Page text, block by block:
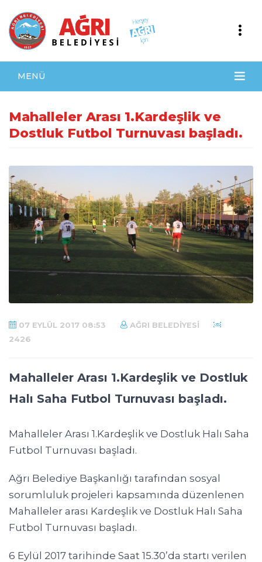
MENÜ
Mahalleler Arası 1.Kardeşlik ve
Dostluk Futbol Turnuvası başladı.
07 EYLÜL 2017 08:53
AĞRI BELEDIYESI
2426
Mahalleler Arası 1.Kardeşlik ve Dostluk
Halı Saha Futbol Turnuvası başladı.
Mahalleler Arası 1.Kardeşlik ve Dostluk Halı Saha
Futbol Turnuvası başladı.
Ağrı Belediye Başkanlığı tarafından sosyal
sorumluluk projeleri kapsamında düzenlenen
Mahalleler arası Kardeşlik ve Dostluk Halı Saha
Futbol Turnuvası başladı.
6 Eylül 2017 tarihinde Saat 15.30’da startı verilen